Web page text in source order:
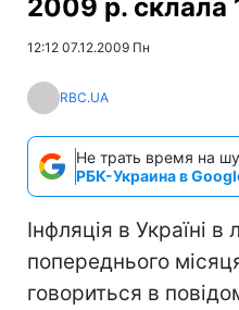
2009 р. склала
12:12 07.12.2009 Пн
RBC.UA
Не трать время на
РБК-Украина в
Інфляція в Україні
попереднього
говориться в